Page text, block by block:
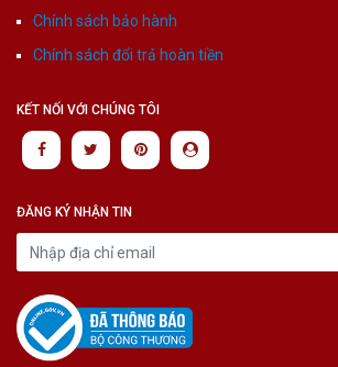
Chính sách bảo hành
Chính sách đổi trả hoàn tiền
KẾT NỐI VỚI CHÚNG TÔI
ĐĂNG KÝ NHẬN TIN